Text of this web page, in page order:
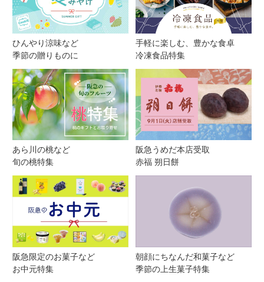
ひんやり涼味など
季節の贈りものに
手軽に楽しむ、豊かな食卓
冷凍食品特集
あら川の桃など
旬の桃特集
阪急うめだ本店受取
赤福 朔日餅
阪急限定のお菓子など
お中元特集
朝顔にちなんだ和菓子など
季節の上生菓子特集